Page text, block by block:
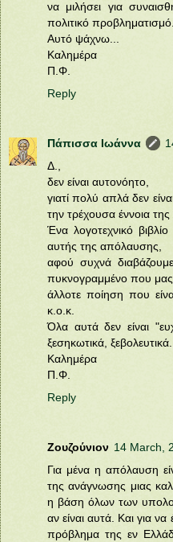
να μιλήσει για
πολιτικό προβληματισμό.
Αυτό ψάχνω...
Καλημέρα
Π.Φ.
Reply
Πάπισσα Ιωάννα
Δ.,
δεν είναι αυτονόητο,
γιατί πολύ απλά δεν
την τρέχουσα έννοια
Ένα λογοτεχνικό
αυτής της απόλαυσης,
αφού συχνά
πυκνογραμμένο που μας
άλλοτε ποίηση που
κ.ο.κ.
Όλα αυτά δεν είναι
ξεσηκωτικά, ξεβολευτικά...
Καλημέρα
Π.Φ.
Reply
Ζουζούνιον 14 March,
Για μένα η απόλαυση
της ανάγνωσης μιας
η βάση όλων των
αν είναι αυτά. Και για
πρόβλημα της εν